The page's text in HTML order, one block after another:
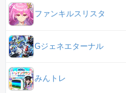
ファンキルスリスタ
Gジェネエターナル
みんトレ